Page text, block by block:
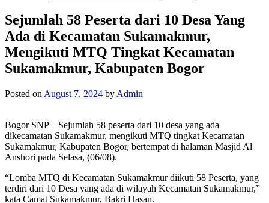
Sejumlah 58 Peserta dari 10 Desa Yang
Ada di Kecamatan Sukamakmur,
Mengikuti MTQ Tingkat Kecamatan
Sukamakmur, Kabupaten Bogor
Posted on August 7, 2024 by Admin
Bogor SNP – Sejumlah 58 peserta dari 10 desa yang ada
dikecamatan Sukamakmur, mengikuti MTQ tingkat Kecamatan
Sukamakmur, Kabupaten Bogor, bertempat di halaman Masjid Al
Anshori pada Selasa, (06/08).
“Lomba MTQ di Kecamatan Sukamakmur diikuti 58 Peserta, yang
terdiri dari 10 Desa yang ada di wilayah Kecamatan Sukamakmur,”
kata Camat Sukamakmur, Bakri Hasan.